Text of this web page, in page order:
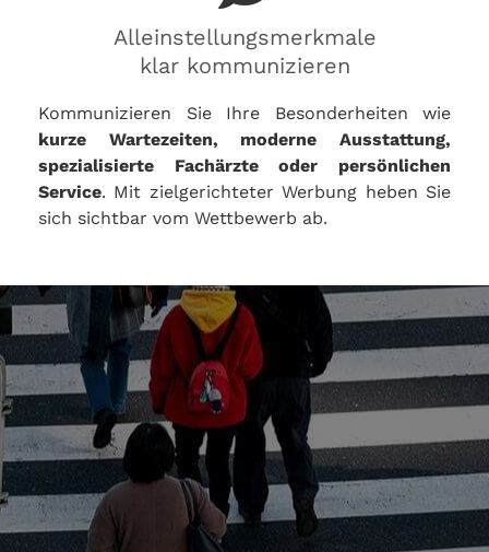
Alleinstellungsmerkmale
klar kommunizieren
Kommunizieren Sie Ihre Besonderheiten wie
kurze Wartezeiten, moderne Ausstattung,
spezialisierte Fachärzte oder persönlichen
Service. Mit zielgerichteter Werbung heben Sie
sich sichtbar vom Wettbewerb ab.